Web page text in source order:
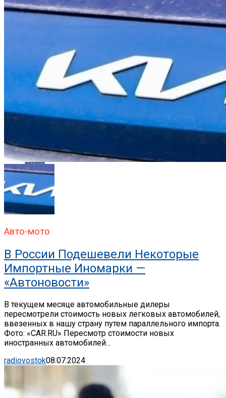
Flipboard
Pinterest
Whatsapp
Email
Авто-мото
В России Подешевели Некоторые
Импортные Иномарки —
«Автоновости»
В текущем месяце автомобильные дилеры
пересмотрели стоимость новых легковых автомобилей,
ввезенных в нашу страну путем параллельного импорта.
Фото: «CAR.RU» Пересмотр стоимости новых
иностранных автомобилей...
radiovostok08.07.2024